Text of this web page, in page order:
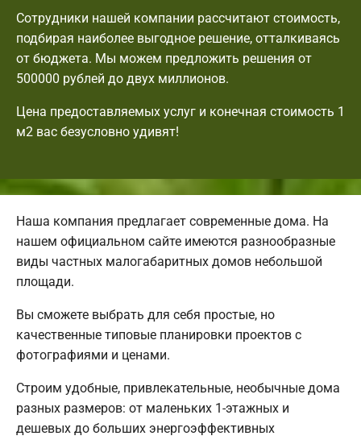
Сотрудники нашей компании рассчитают стоимость,
подбирая наиболее выгодное решение, отталкиваясь
от бюджета. Мы можем предложить решения от
500000 рублей до двух миллионов.
Цена предоставляемых услуг и конечная стоимость 1
м2 вас безусловно удивят!
Наша компания предлагает современные дома. На
нашем официальном сайте имеются разнообразные
виды частных малогабаритных домов небольшой
площади.
Вы сможете выбрать для себя простые, но
качественные типовые планировки проектов с
фотографиями и ценами.
Строим удобные, привлекательные, необычные дома
разных размеров: от маленьких 1-этажных и
дешевых до больших энергоэффективных